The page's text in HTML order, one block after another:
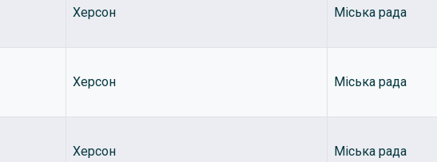
Херсон Міська рада
Херсон Міська рада
Херсон Міська рада